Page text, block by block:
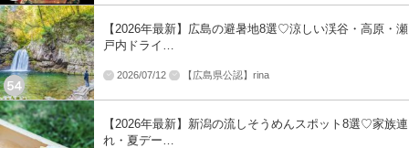
【2026年最新】広島の避暑地8選♡涼しい渓谷・高原・瀬
戸内ドライ…
2026/07/12 【広島県公認】rina
【2026年最新】新潟の流しそうめんスポット8選♡家族連
れ・夏デー…